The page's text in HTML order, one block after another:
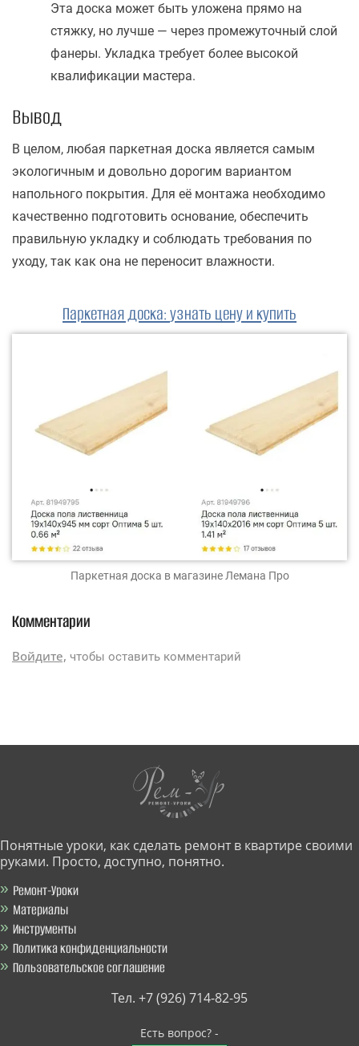
Эта доска может быть уложена прямо на
стяжку, но лучше — через промежуточный слой
фанеры. Укладка требует более высокой
квалификации мастера.
Вывод
В целом, любая паркетная доска является самым
экологичным и довольно дорогим вариантом
напольного покрытия. Для её монтажа необходимо
качественно подготовить основание, обеспечить
правильную укладку и соблюдать требования по
уходу, так как она не переносит влажности.
Паркетная доска:узнать цену и купить
Паркетная доска в магазине Лемана Про
Комментарии
Войдите, чтобы оставить комментарий
Понятные уроки, как сделать ремонт в квартире своими
руками. Просто, доступно, понятно.
Тел. +7 (926) 714-82-95
Есть вопрос? -
Ремонт-Уроки
Материалы
Инструменты
Политика конфиденциальности
Пользовательское соглашение